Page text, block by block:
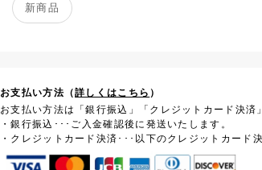
新商品
お支払い方法（詳しくはこちら ）
お支払い方法は「銀行振込」「クレジットカード決済
・銀行振込･･･ご入金確認後に発送いたします。
・クレジットカード決済･･･以下のクレジットカード